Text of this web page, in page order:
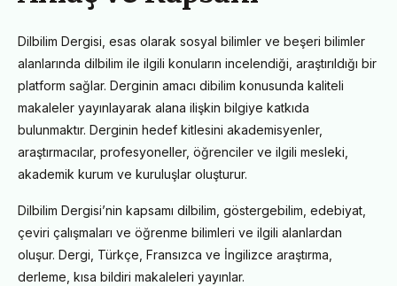
Dilbilim Dergisi, esas olarak sosyal bilimler ve beşeri bilimler
alanlarında dilbilim ile ilgili konuların incelendiği, araştırıldığı bir
platform sağlar. Derginin amacı dibilim konusunda kaliteli
makaleler yayınlayarak alana ilişkin bilgiye katkıda
bulunmaktır. Derginin hedef kitlesini akademisyenler,
araştırmacılar, profesyoneller, öğrenciler ve ilgili mesleki,
akademik kurum ve kuruluşlar oluşturur.
Dilbilim Dergisi’nin kapsamı dilbilim, göstergebilim, edebiyat,
çeviri çalışmaları ve öğrenme bilimleri ve ilgili alanlardan
oluşur. Dergi, Türkçe, Fransızca ve İngilizce araştırma,
derleme, kısa bildiri makaleleri yayınlar.